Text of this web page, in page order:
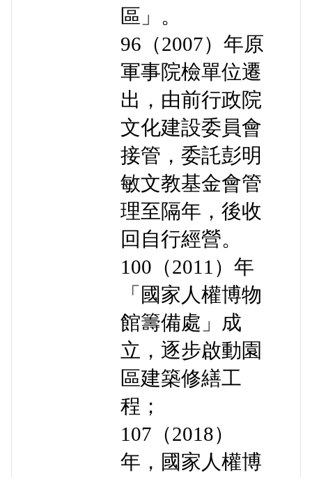
區」。
96（2007）年原
軍事院檢單位遷
出，由前行政院
文化建設委員會
接管，委託彭明
敏文教基金會管
理至隔年，後收
回自行經營。
100（2011）年
「國家人權博物
館籌備處」成
立，逐步啟動園
區建築修繕工
程；
107（2018）
年，國家人權博